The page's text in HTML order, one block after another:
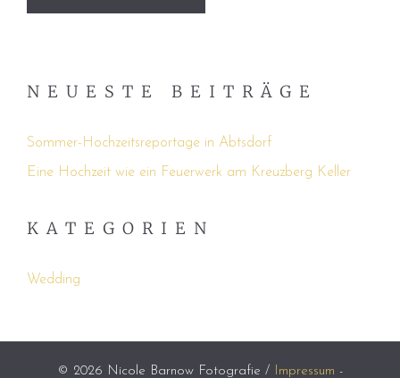
NEUESTE BEITRÄGE
Sommer-Hochzeitsreportage in Abtsdorf
Eine Hochzeit wie ein Feuerwerk am Kreuzberg Keller
KATEGORIEN
Wedding
© 2026 Nicole Barnow Fotografie / Impressum -